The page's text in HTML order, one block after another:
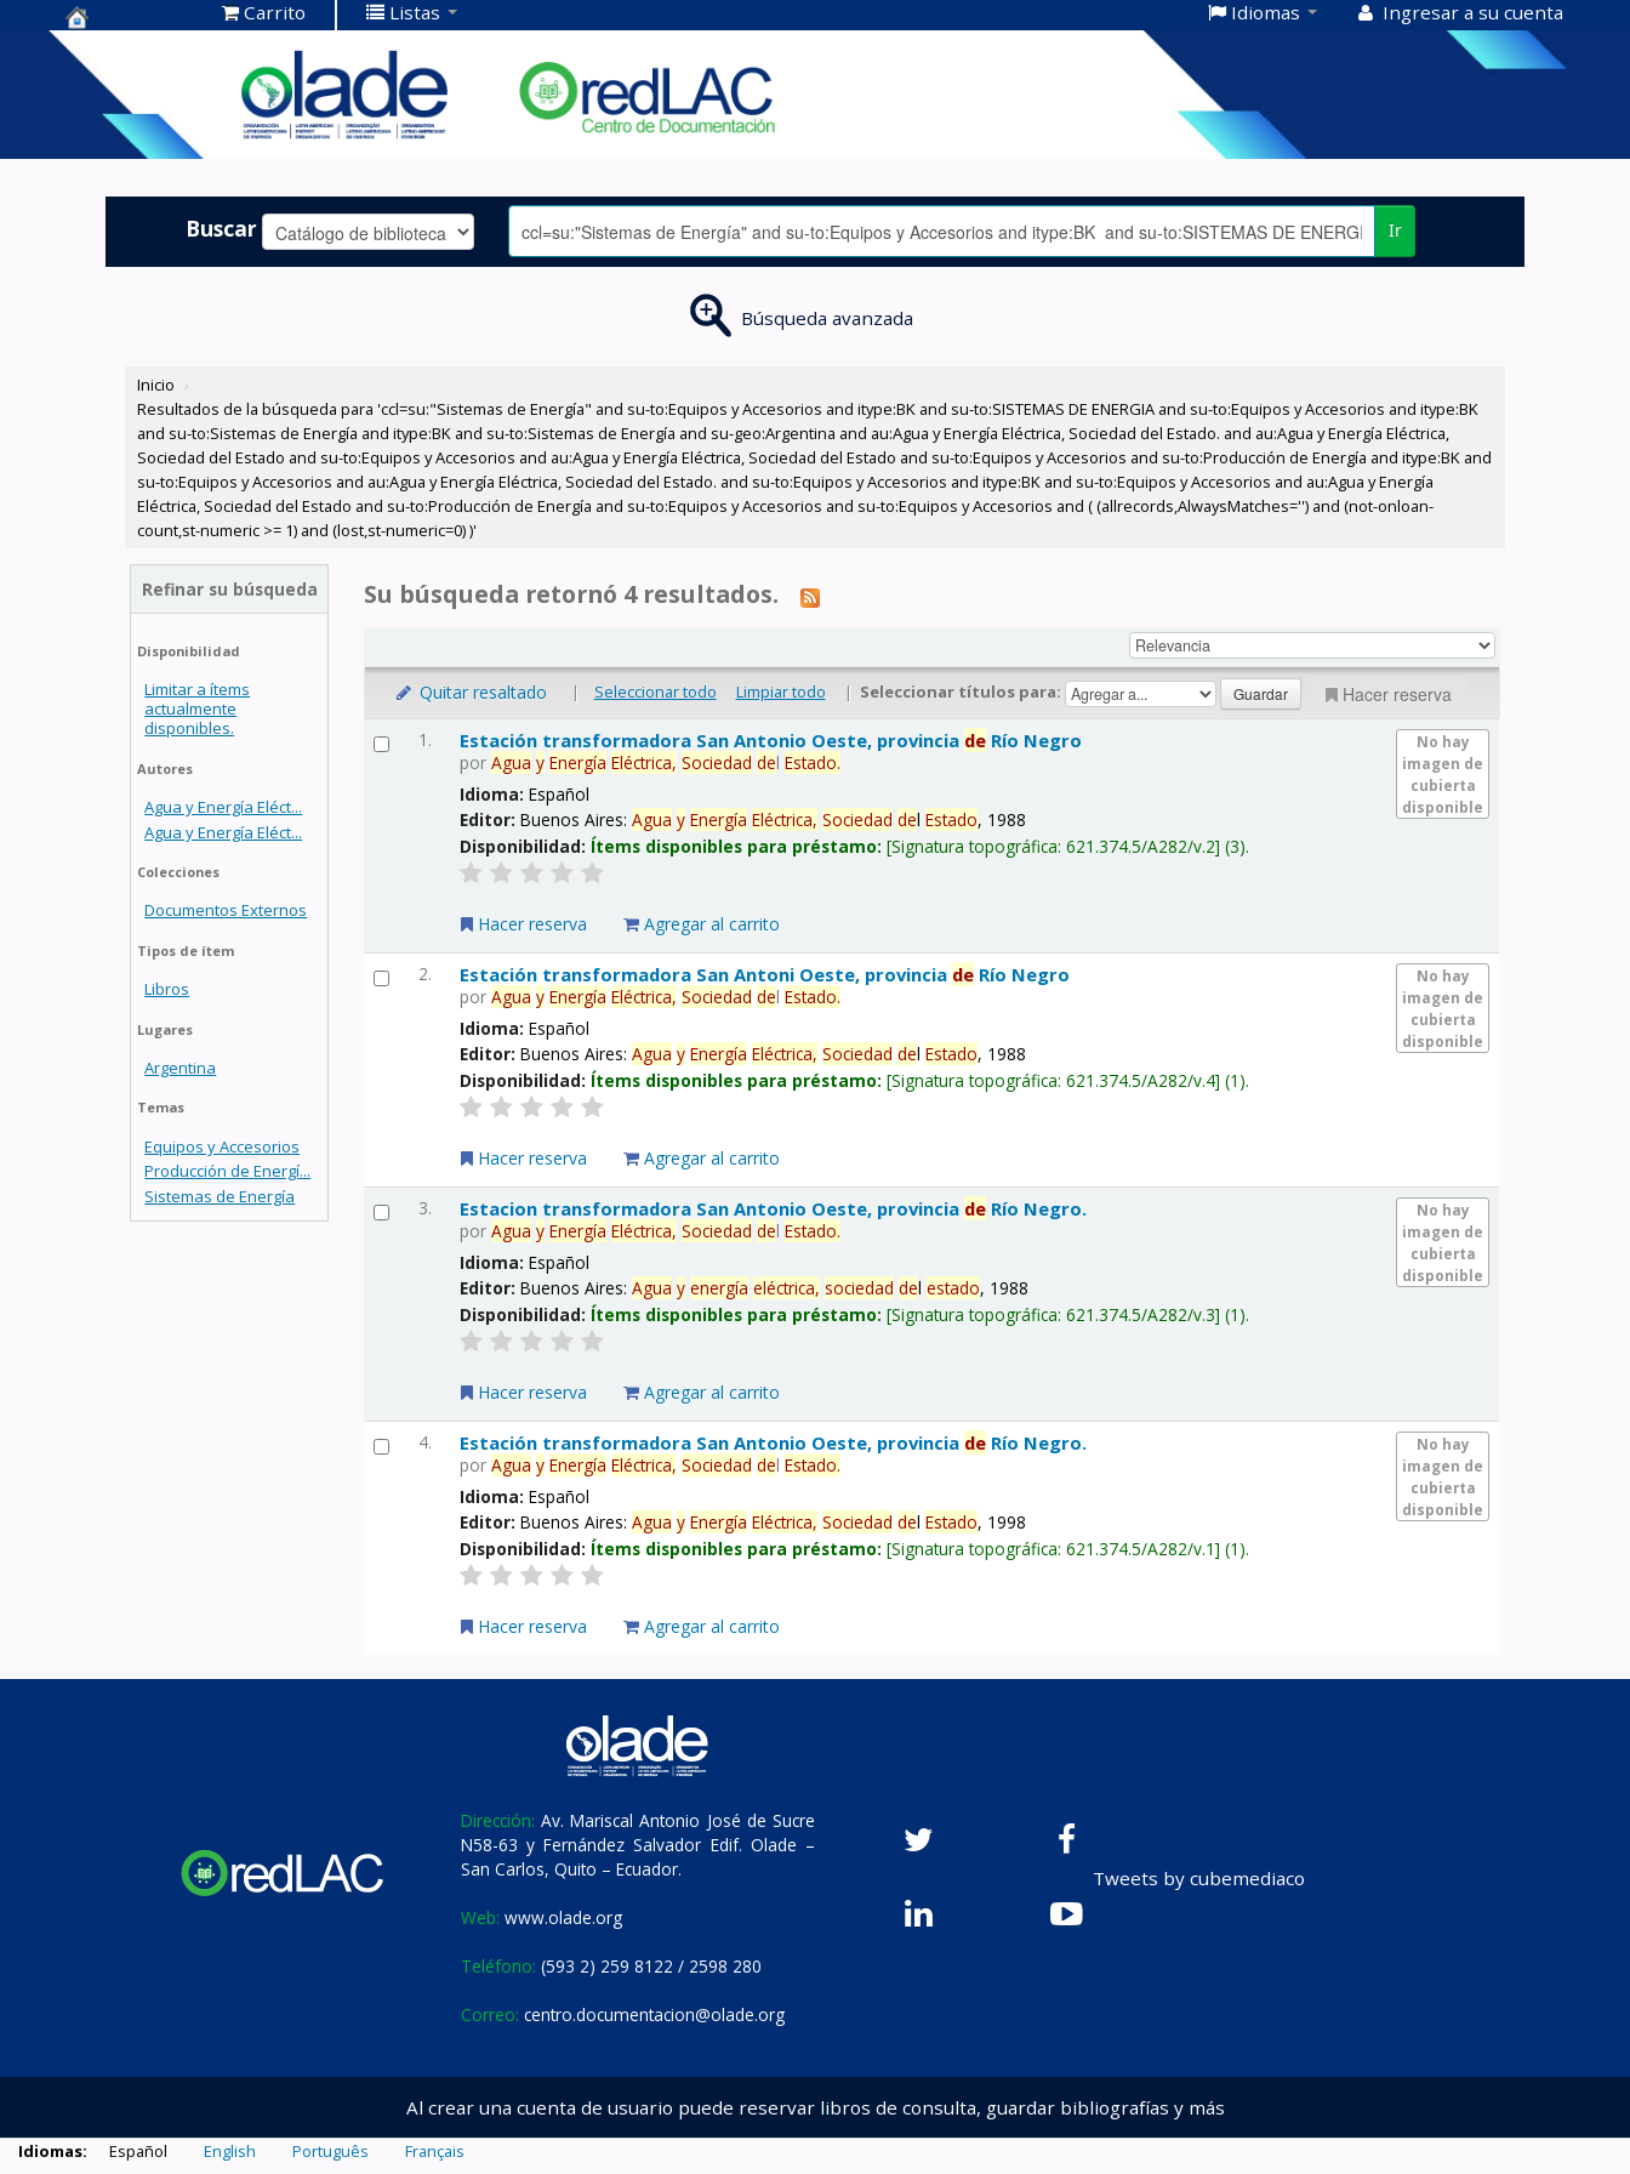
Centro de
Documentación
OLADE -
Carrito Listas Idiomas Ingresar a su cuenta
Buscar Ir
Búsqueda avanzada
Inicio ›
Resultados de la búsqueda para 'ccl=su:"Sistemas de Energía" and su-to:Equipos y Accesorios and itype:BK and su-to:SISTEMAS DE ENERGIA and su-to:Equipos y Accesorios and itype:BK
and su-to:Sistemas de Energía and itype:BK and su-to:Sistemas de Energía and su-geo:Argentina and au:Agua y Energía Eléctrica, Sociedad del Estado. and au:Agua y Energía Eléctrica,
Sociedad del Estado and su-to:Equipos y Accesorios and au:Agua y Energía Eléctrica, Sociedad del Estado and su-to:Equipos y Accesorios and su-to:Producción de Energía and itype:BK and
su-to:Equipos y Accesorios and au:Agua y Energía Eléctrica, Sociedad del Estado. and su-to:Equipos y Accesorios and itype:BK and su-to:Equipos y Accesorios and au:Agua y Energía
Eléctrica, Sociedad del Estado and su-to:Producción de Energía and su-to:Equipos y Accesorios and su-to:Equipos y Accesorios and ( (allrecords,AlwaysMatches='') and (not-onloan-
count,st-numeric >= 1) and (lost,st-numeric=0) )'
Refinar su búsqueda
Disponibilidad
Limitar a ítems
actualmente
disponibles.
Autores
Agua y Energía Eléct...
Agua y Energía Eléct...
Colecciones
Documentos Externos
Tipos de ítem
Libros
Lugares
Argentina
Temas
Equipos y Accesorios
Producción de Energí...
Sistemas de Energía
Su búsqueda retornó 4 resultados.
Quitar resaltado | Seleccionar todo Limpiar todo | Seleccionar títulos para: Hacer reserva
1.
No hay
imagen de
cubierta
disponible
Estación transformadora San Antonio Oeste, provincia de Río Negro
porAgua y Energía Eléctrica, Sociedad delEstado.
Idioma:Español
Editor:Buenos Aires:Agua y Energía Eléctrica, Sociedad delEstado, 1988
Disponibilidad: Ítems disponibles para préstamo: Signatura topográfica:621.374.5/A282/v.2 (3).
Hacer reserva Agregar al carrito
2.
No hay
imagen de
cubierta
disponible
Estación transformadora San Antoni Oeste, provincia de Río Negro
porAgua y Energía Eléctrica, Sociedad delEstado.
Idioma:Español
Editor:Buenos Aires:Agua y Energía Eléctrica, Sociedad delEstado, 1988
Disponibilidad: Ítems disponibles para préstamo: Signatura topográfica:621.374.5/A282/v.4 (1).
Hacer reserva Agregar al carrito
3.
No hay
imagen de
cubierta
disponible
Estacion transformadora San Antonio Oeste, provincia de Río Negro.
porAgua y Energía Eléctrica, Sociedad delEstado.
Idioma:Español
Editor:Buenos Aires:Agua y energía eléctrica, sociedad delestado, 1988
Disponibilidad: Ítems disponibles para préstamo: Signatura topográfica:621.374.5/A282/v.3 (1).
Hacer reserva Agregar al carrito
4.
No hay
imagen de
cubierta
disponible
Estación transformadora San Antonio Oeste, provincia de Río Negro.
porAgua y Energía Eléctrica, Sociedad delEstado.
Idioma:Español
Editor:Buenos Aires:Agua y Energía Eléctrica, Sociedad delEstado, 1998
Disponibilidad: Ítems disponibles para préstamo: Signatura topográfica:621.374.5/A282/v.1 (1).
Hacer reserva Agregar al carrito
Dirección: Av. Mariscal Antonio José de Sucre
N58-63 y Fernández Salvador Edif. Olade –
San Carlos, Quito – Ecuador.
Web: www.olade.org
Teléfono: (593 2) 259 8122 / 2598 280
Correo: centro.documentacion@olade.org
Tweets by cubemediaco
Al crear una cuenta de usuario puede reservar libros de consulta, guardar bibliografías y más
Idiomas: Español English Português Français